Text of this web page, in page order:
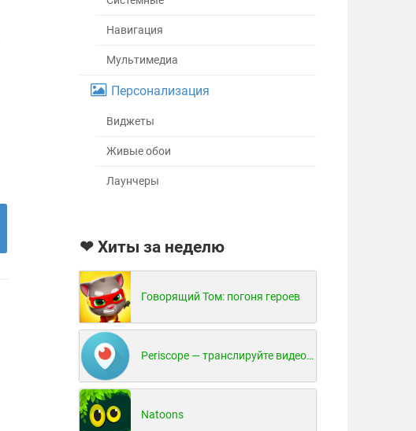
Навигация
Мультимедиа
Персонализация
Виджеты
Живые обои
Лаунчеры
❤ Хиты за неделю
Говорящий Том: погоня героев
Periscope — транслируйте видео в реальном времени!
Natoons